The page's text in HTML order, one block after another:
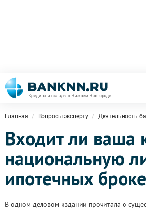
Главная Вопросы эксперту Деятельность
Входит ли ваша
национальную
ипотечных
В одном деловом издании прочитала о